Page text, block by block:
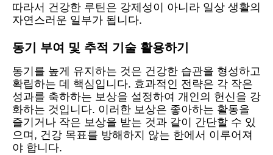
따라서 건강한 루틴은 강제성이 아니라 일상 생활의
자연스러운 일부가 됩니다.
동기 부여 및 추적 기술 활용하기
동기를 높게 유지하는 것은 건강한 습관을 형성하고
확립하는 데 핵심입니다. 효과적인 전략은 각 작은
성과를 축하하는 보상을 설정하여 개인의 헌신을 강
화하는 것입니다. 이러한 보상은 좋아하는 활동을
즐기거나 작은 보상을 받는 것과 같이 간단할 수 있
으며, 건강 목표를 방해하지 않는 한에서 이루어져
야 합니다.